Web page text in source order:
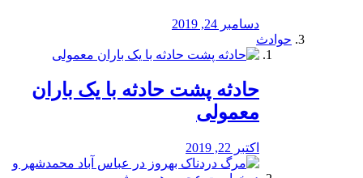
دسامبر 24, 2019
حوادث
️حادثه پشت حادثه با یک باران
معمولی
اکتبر 22, 2019